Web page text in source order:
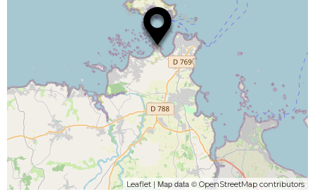
Leaflet | Map data © OpenStreetMap contributors